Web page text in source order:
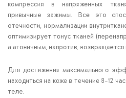
компрессия в напряженных
привычные зажимы. Все это
отечности, нормализации
оптимизирует тонус тканей
а атоничным, напротив,
Для достижения максимального
находиться на коже в течение 8-12
теле.